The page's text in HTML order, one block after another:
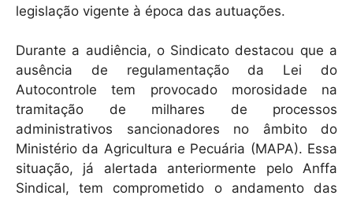
legislação vigente à época das autuações.
Durante a audiência, o Sindicato destacou que a
ausência de regulamentação da Lei do
Autocontrole tem provocado morosidade na
tramitação de milhares de processos
administrativos sancionadores no âmbito do
Ministério da Agricultura e Pecuária (MAPA). Essa
situação, já alertada anteriormente pelo Anffa
Sindical, tem comprometido o andamento das